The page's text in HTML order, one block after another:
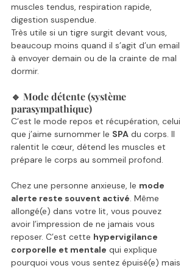
muscles tendus, respiration rapide,
digestion suspendue.
Très utile si un tigre surgit devant vous,
beaucoup moins quand il s’agit d’un email
à envoyer demain ou de la crainte de mal
dormir.
🔹 Mode détente (système
parasympathique)
C’est le mode repos et récupération, celui
que j’aime surnommer le SPA du corps. Il
ralentit le cœur, détend les muscles et
prépare le corps au sommeil profond.
Chez une personne anxieuse, le mode
alerte reste souvent activé. Même
allongé(e) dans votre lit, vous pouvez
avoir l’impression de ne jamais vous
reposer. C’est cette hypervigilance
corporelle et mentale qui explique
pourquoi vous vous sentez épuisé(e) mais